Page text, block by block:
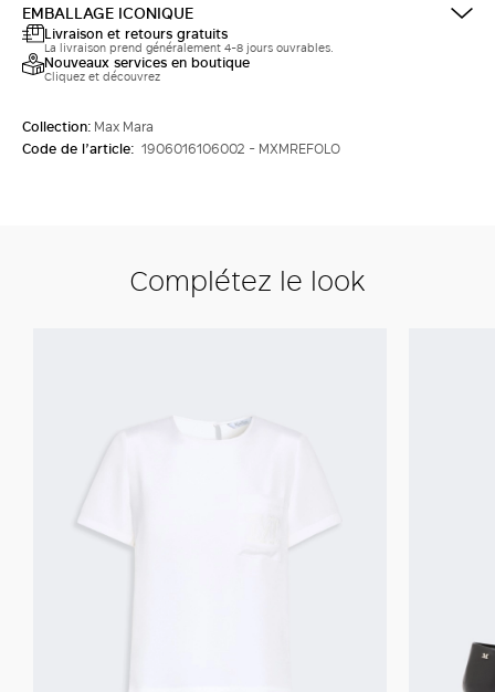
EMBALLAGE ICONIQUE
Livraison et retours gratuits
La livraison prend généralement 4-8 jours ouvrables.
Nouveaux services en boutique
Cliquez et découvrez
Collection: Max Mara
Code de l’article: 1906016106002 - MXMREFOLO
Complétez le look